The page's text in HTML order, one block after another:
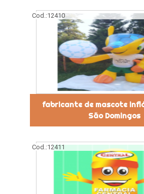
Cod.:12410
fabricante de mascote
São Domingos
Cod.:12411